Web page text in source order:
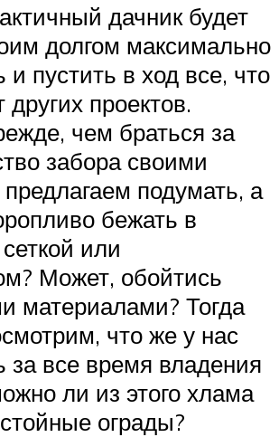
дачник будет
долгом максимально
и пустить в ход все, что
других проектов.
чем браться за
забора своими
подумать, а
бежать в
или
Может, обойтись
материалами? Тогда
что же у нас
за все время владения
ли из этого хлама
ограды?